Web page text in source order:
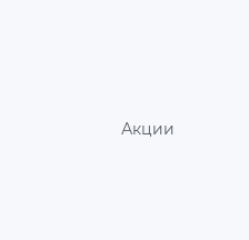
Акции